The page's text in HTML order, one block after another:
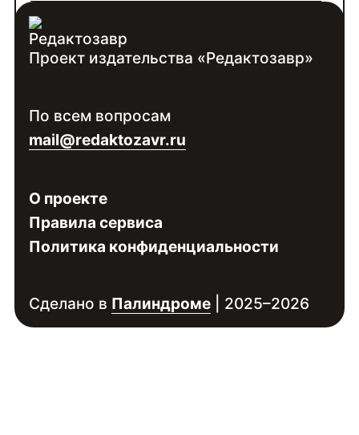
Контакты:
Войдите
специалиста
Проект издательства «Редактозавр»
По всем вопросам
mail@redaktozavr.ru
О проекте
Правила сервиса
Политика конфиденциальности
Сделано в Палиндроме| 2025–2026